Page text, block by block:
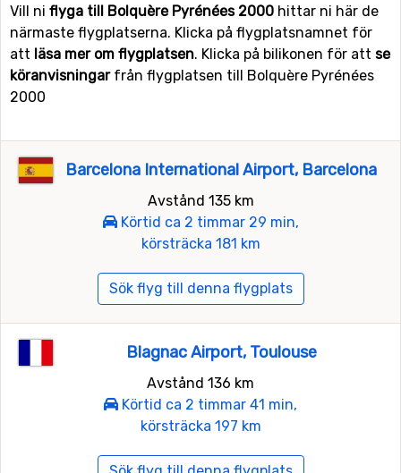
Vill ni flyga till Bolquère Pyrénées 2000 hittar ni här de
närmaste flygplatserna. Klicka på flygplatsnamnet för
att läsa mer om flygplatsen. Klicka på bilikonen för att se
köranvisningarfrån flygplatsen till Bolquère Pyrénées
2000
Barcelona International Airport, Barcelona
Avstånd 135 km
Körtid ca 2 timmar 29 min,
körsträcka 181 km
Sök flyg till denna flygplats
Blagnac Airport, Toulouse
Avstånd 136 km
Körtid ca 2 timmar 41 min,
körsträcka 197 km